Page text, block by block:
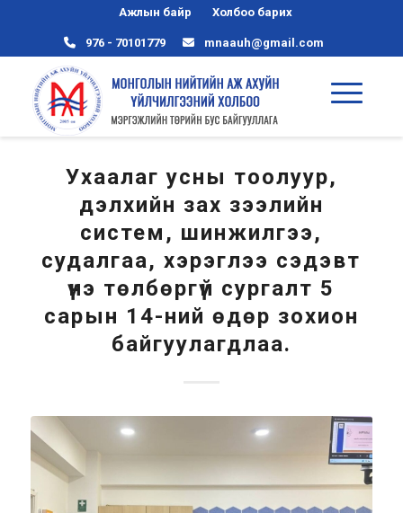
Ажлын байр Холбоо барих
976 - 70101779 mnaauh@gmail.com
Ухаалаг усны тоолуур,
дэлхийн зах зээлийн
систем, шинжилгээ,
судалгаа, хэрэглээ сэдэвт
үнэ төлбөргүй сургалт 5
сарын 14-ний өдөр зохион
байгуулагдлаа.